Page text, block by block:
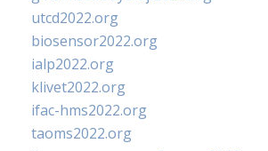
utcd2022.org
biosensor2022.org
ialp2022.org
klivet2022.org
ifac-hms2022.org
taoms2022.org